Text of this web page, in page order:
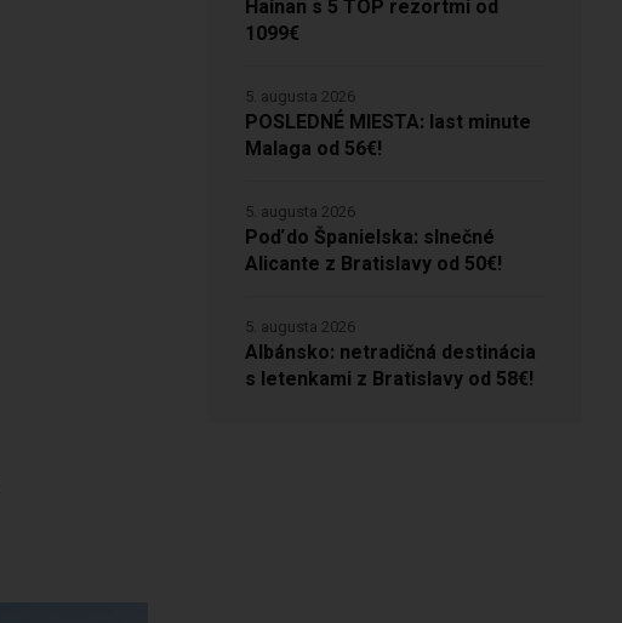
Hainan s 5 TOP rezortmi od
1099€
POSLEDNÉ MIESTA: last minute
Malaga od 56€!
5. augusta 2026
Poď do Španielska: slnečné
Alicante z Bratislavy od 50€!
5. augusta 2026
Albánsko: netradičná destinácia
s letenkami z Bratislavy od 58€!
5. augusta 2026